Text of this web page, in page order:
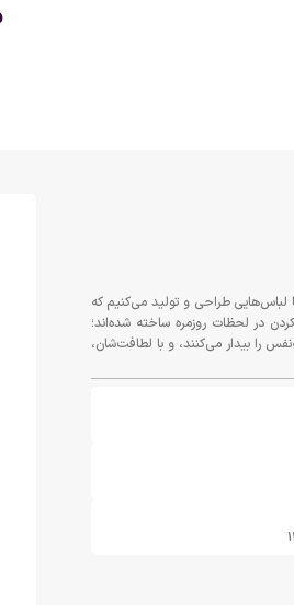
لباس‌هایی طراحی و تولید می‌کنیم که
در لحظات روزمره ساخته شده‌اند؛
را بیدار می‌کنند، و با لطافت‌شان،